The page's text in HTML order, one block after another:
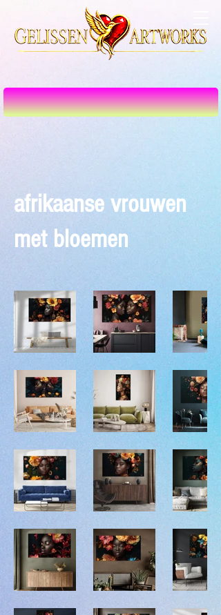
afrikaanse vrouwen
met bloemen